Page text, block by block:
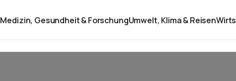
Medizin, Gesundheit & ForschungUmwelt, Klima & Reisen